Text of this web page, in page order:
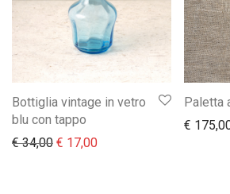
Bottiglia vintage in vetro
blu con tappo
€34,00 Il prezzo originale era: € 34,00.
€ 17,00Il prezzo attuale è: €
Paletta
€